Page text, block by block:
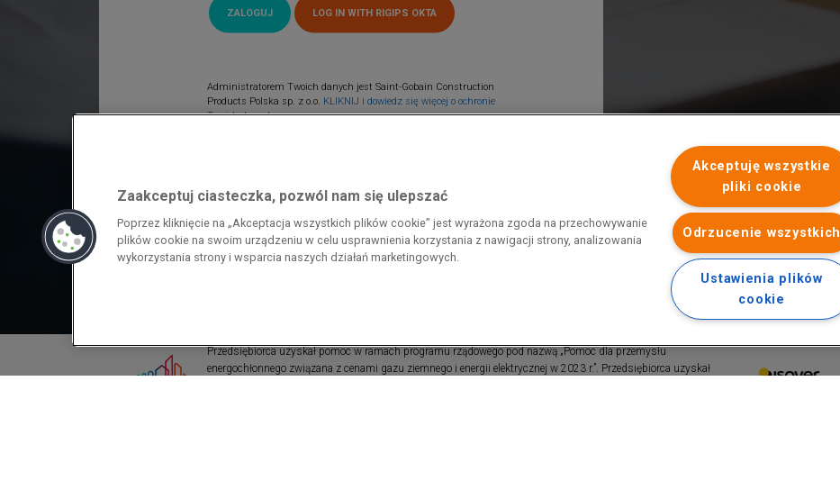
Administratorem Twoich danych jest Saint-Gobain Construction
Products Polska sp. z o.o. KLIKNIJ i dowiedz się więcej o ochronie
Twoich danych.
Przedsiębiorca uzyskał pomoc w ramach programu rządowego pod nazwą „Pomoc dla przemysłu
energochłonnego związana z cenami gazu ziemnego i energii elektrycznej w 2023 r.”. Przedsiębiorca uzyskał
Zaakceptuj ciasteczka, pozwól nam się ulepszać
Poprzez kliknięcie na „Akceptacja wszystkich plików cookie” jest wyrażona zgoda na przechowywanie
plików cookie na swoim urządzeniu w celu usprawnienia korzystania z nawigacji strony, analizowania
wykorzystania strony i wsparcia naszych działań marketingowych.
Akceptuję wszystkie
pliki cookie
Odrzucenie wszystkich
Ustawienia plików
cookie